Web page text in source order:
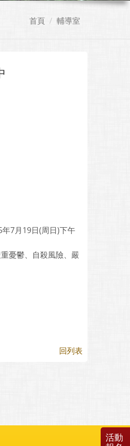
首頁 輔導室
7月19日(周日)下午
憂鬱、自殺風險、嚴
回列表
活動